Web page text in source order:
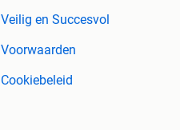
Veilig en Succesvol
Voorwaarden
Cookiebeleid